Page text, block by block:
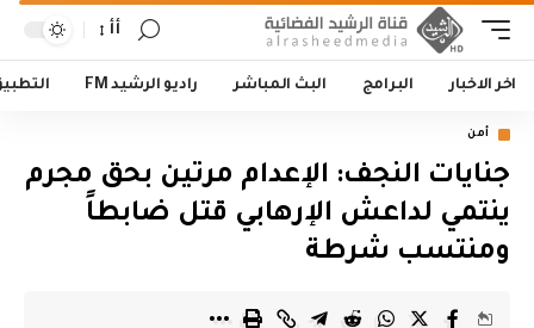
أأ
اخر الاخبار البرامج البث المباشر راديو الرشيد FM
أمن
جنايات النجف: الإعدام مرتين بحق مجرم
ينتمي لداعش الإرهابي قتل ضابطاً
ومنتسب شرطة